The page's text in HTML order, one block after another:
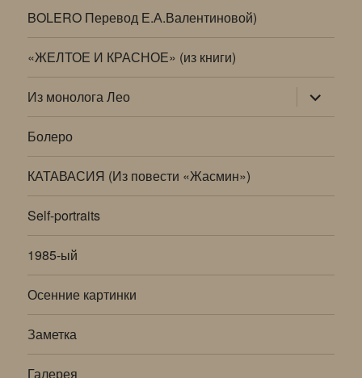
BOLERO Перевод Е.А.Валентиновой)
«ЖЕЛТОЕ И КРАСНОЕ» (из книги)
Из монолога Лео раскрыть
дочернее
меню
Болеро
КАТАВАСИЯ (Из повести «Жасмин»)
Self-portraits
1985-ый
Осенние картинки
Заметка
Галерея